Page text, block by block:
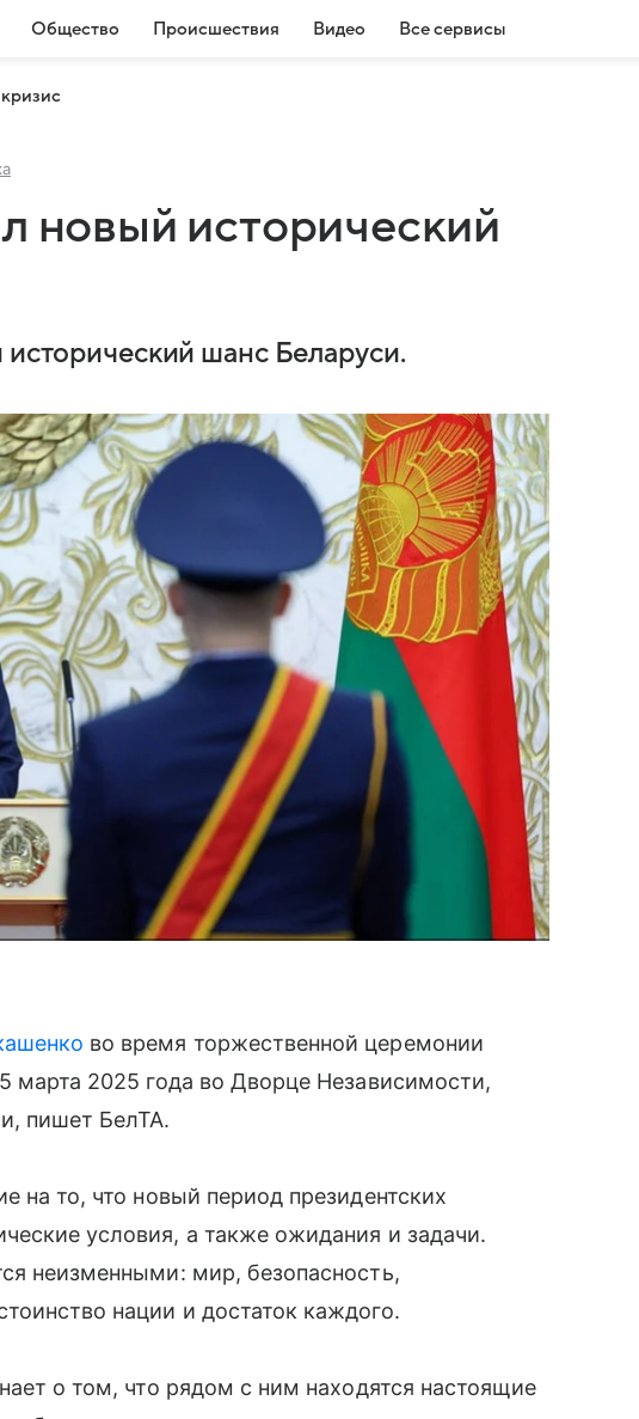
Общество Происшествия Видео Все сервисы
новый исторический
шанс Беларуси.
во время торжественной церемонии
марта 2025 года во Дворце Независимости,
пишет БелТА.
на то, что новый период президентских
условия, а также ожидания и задачи.
неизменными: мир, безопасность,
нации и достаток каждого.
о том, что рядом с ним находятся настоящие